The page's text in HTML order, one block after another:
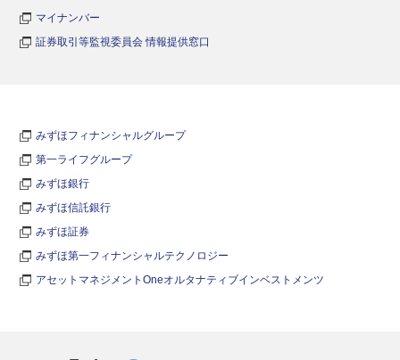
マイナンバー
証券取引等監視委員会 情報提供窓口
みずほフィナンシャルグループ
第一ライフグループ
みずほ銀行
みずほ信託銀行
みずほ証券
みずほ第一フィナンシャルテクノロジー
アセットマネジメントOneオルタナティブインベストメンツ